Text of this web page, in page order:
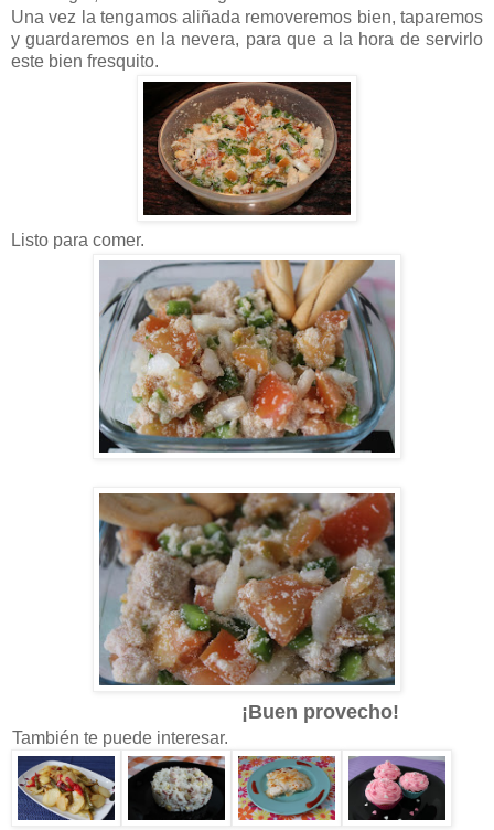
Una vez la tengamos aliñada removeremos bien, taparemos
y guardaremos en la nevera, para que a la hora de servirlo
este bien fresquito.
Listo para comer.
¡Buen provecho!
También te puede interesar.